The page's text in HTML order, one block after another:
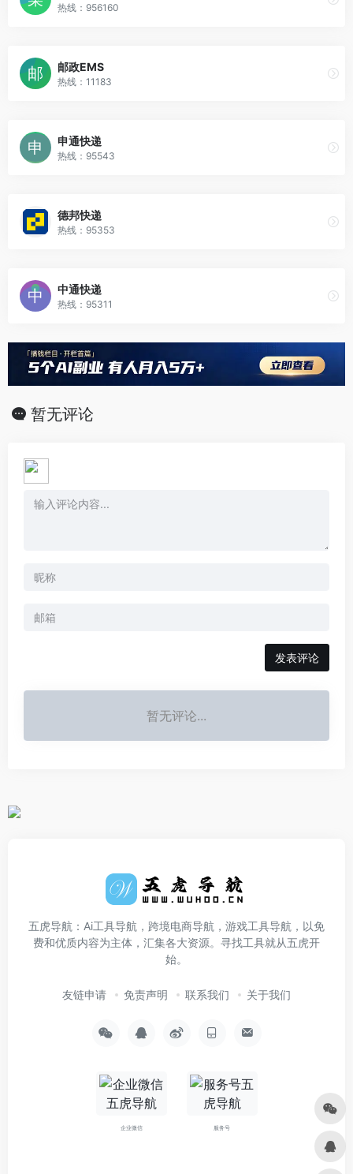
热线：956160
邮政EMS
热线：11183
申通快递
热线：95543
德邦快递
热线：95353
中通快递
热线：95311
暂无评论
发表评论
暂无评论...
五虎导航：Ai工具导航，跨境电商导航，游戏工具导航，以免
费和优质内容为主体，汇集各大资源。寻找工具就从五虎开
始。
友链申请 免责声明 联系我们 关于我们
企业微信 服务号